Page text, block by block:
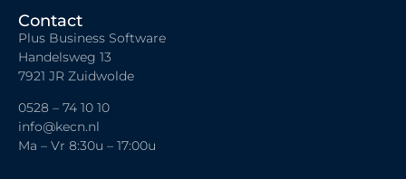
Contact
Plus Business Software
Handelsweg 13
7921 JR Zuidwolde
0528 – 74 10 10
info@kecn.nl
Ma – Vr 8:30u – 17:00u